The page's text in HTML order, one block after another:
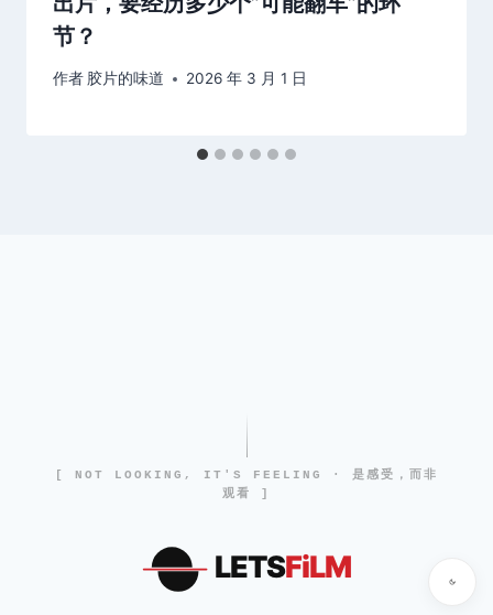
节？
作者 胶片的味道 2026 年 3 月 1 日
[ NOT LOOKING, IT'S FEELING · 是感受，而非
观看 ]
LETSFiLM